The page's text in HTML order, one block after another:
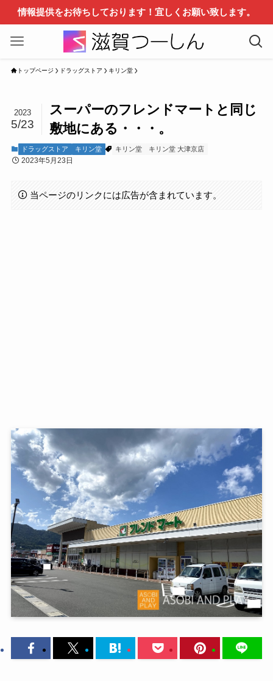
情報提供をお待ちしております！宜しくお願い致します。
トップページ ドラッグストア キリン堂
スーパーのフレンドマートと同じ
敷地にある・・・。
2023
5/23
ドラッグストア キリン堂 キリン堂 キリン堂 大津京店
2023年5月23日
当ページのリンクには広告が含まれています。